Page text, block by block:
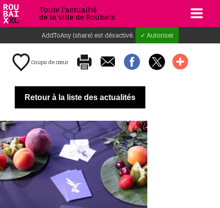
Toute l'actualité
de la ville de Roubaix
AddToAny (share) est désactivé. ✓ Autoriser
Coups de cœur
Retour à la liste des actualités